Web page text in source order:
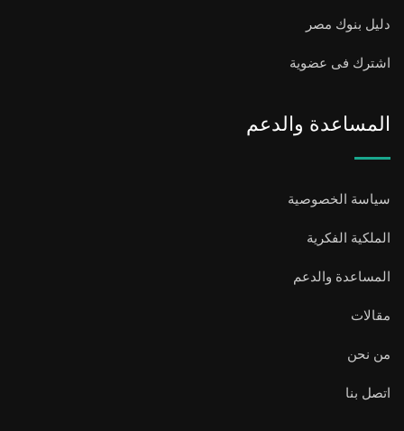
دليل بنوك مصر
اشترك فى عضوية
المساعدة والدعم
سياسة الخصوصية
الملكية الفكرية
المساعدة والدعم
مقالات
من نحن
اتصل بنا